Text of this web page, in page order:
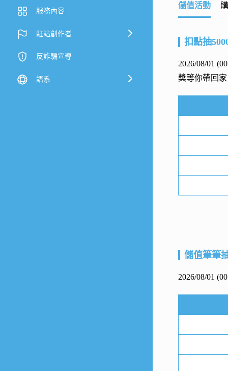
服務內容
駐站創作者
反詐騙宣導
語系
儲值活動
扣點抽
2026/08/01
獎等你帶回
儲值筆筆
2026/08/01